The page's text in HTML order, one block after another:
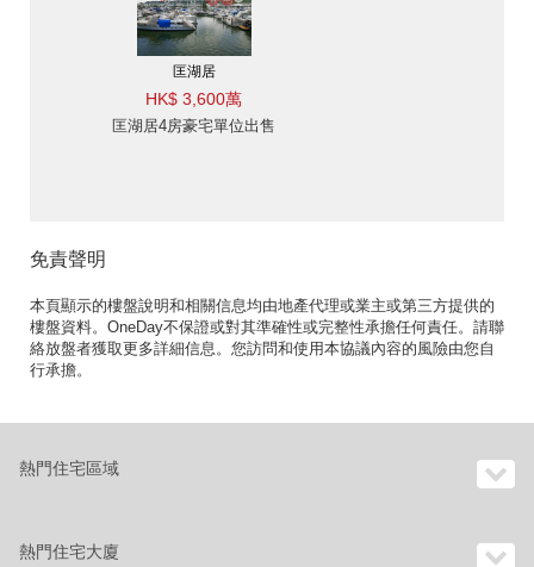
匡湖居
HK$ 3,600萬
匡湖居4房豪宅單位出售
免責聲明
本頁顯示的樓盤說明和相關信息均由地產代理或業主或第三方提供的
樓盤資料。OneDay不保證或對其準確性或完整性承擔任何責任。請聯
絡放盤者獲取更多詳細信息。您訪問和使用本協議內容的風險由您自
行承擔。
熱門住宅區域
熱門住宅大廈